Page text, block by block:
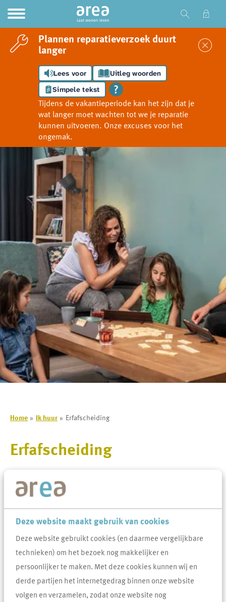
Deze website maakt gebruik van cookies
Deze website gebruikt cookies (en daarmee vergelijkbare
technieken) om het bezoek nog makkelijker en
persoonlijker te maken. Met deze cookies kunnen wij en
derde partijen het internetgedrag binnen onze website
volgen en verzamelen, zodat onze website nog
Naar hoofdinhoud
Naar hoofdnavigatiemenu
Naar de homepage
Ga naar Hoofd
Plannen reparatieverzoek duurt
langer
Lees voor
Uitleg woorden
Simpele tekst
Tijdens de vakantieperiode kan het zijn dat je
wat langer moet wachten tot we je reparatie
kunnen uitvoeren. Onze excuses voor het
ongemak.
Home Ik huur Erfafscheiding
Erfafscheiding
te plaatsen. Dit kan een haag zijn, een schutting of bijvoorbeeld een
plaatst of verandert.
Veel gevraagd over Erfafscheiding
Mijn schutting is verouderd. Wat moet ik doen?
Heeft Area nog schuttingprojecten?